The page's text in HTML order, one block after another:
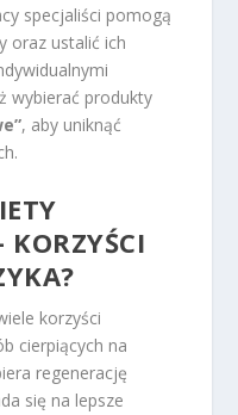
specjaliści pomogą
oraz ustalić ich
wybierać produkty
, aby uniknąć
KORZYŚCI
korzyści
cierpiących na
regenerację
się na lepsze